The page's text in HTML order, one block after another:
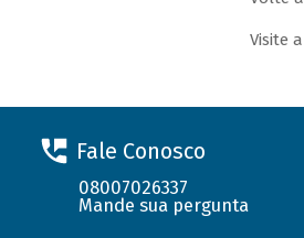
Visite a
Fale Conosco
08007026337
Mande sua pergunta